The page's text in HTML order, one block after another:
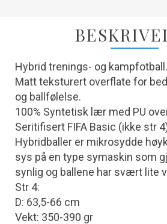
Hybrid trenings- og kampfotball.
Matt teksturert overflate for
og ballfølelse.
100% Syntetisk lær med PU
Seritifisert FIFA Basic (ikke str
Hybridballer er mikrosydde
sys på en type symaskin som
synlig og ballene har svært lite
Str 4:
D: 63,5-66 cm
Vekt: 350-390 gr